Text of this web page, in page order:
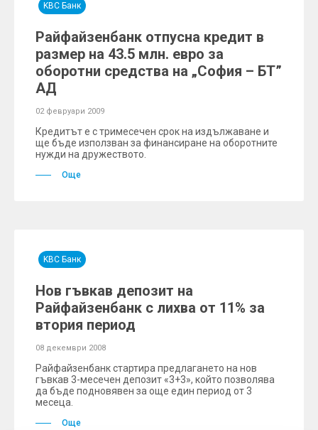
KBC Банк
Райфайзенбанк отпусна кредит в
размер на 43.5 млн. евро за
оборотни средства на „София – БТ”
АД
02 февруари 2009
Кредитът е с тримесечен срок на издължаване и
ще бъде използван за финансиране на оборотните
нужди на дружеството.
Още
KBC Банк
Нов гъвкав депозит на
Райфайзенбанк с лихва от 11% за
втория период
08 декември 2008
Райфайзенбанк стартира предлагането на нов
гъвкав 3-месечен депозит «3+3», който позволява
да бъде подновявен за още един период от 3
месеца.
Още